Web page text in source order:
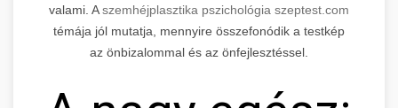
valami. Aszemhéjplasztika pszichológia szeptest.com
témája jól mutatja, mennyire összefonódik a testkép
az önbizalommal és az önfejlesztéssel.